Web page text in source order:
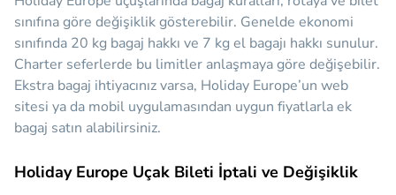
sınıfına göre değişiklik gösterebilir. Genelde ekonomi
sınıfında 20 kg bagaj hakkı ve 7 kg el bagajı hakkı sunulur.
Charter seferlerde bu limitler anlaşmaya göre değişebilir.
Ekstra bagaj ihtiyacınız varsa, Holiday Europe’un web
sitesi ya da mobil uygulamasından uygun fiyatlarla ek
bagaj satın alabilirsiniz.
Holiday Europe Uçak Bileti İptali ve Değişiklik